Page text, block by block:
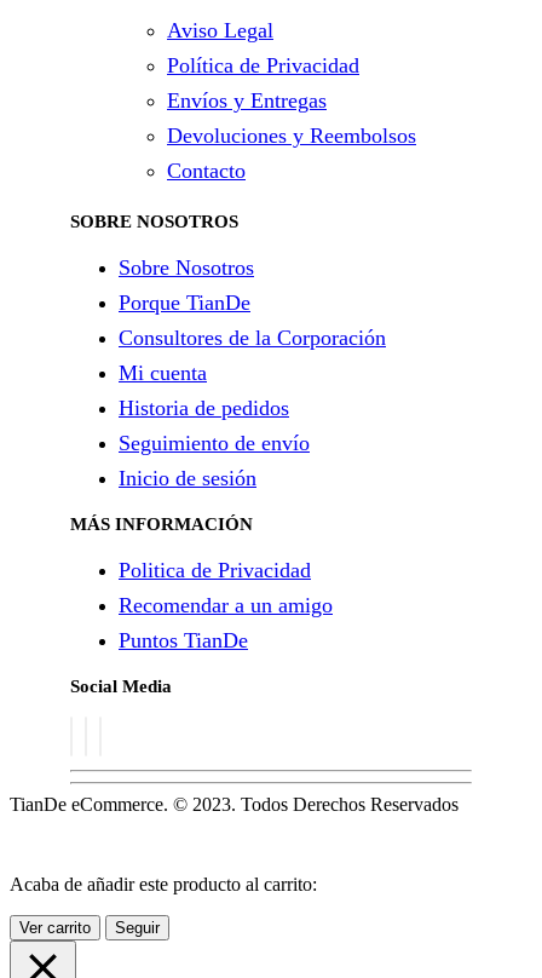
Aviso Legal
Política de Privacidad
Envíos y Entregas
Devoluciones y Reembolsos
Contacto
SOBRE NOSOTROS
Sobre Nosotros
Porque TianDe
Consultores de la Corporación
Mi cuenta
Historia de pedidos
Seguimiento de envío
Inicio de sesión
MÁS INFORMACIÓN
Politica de Privacidad
Recomendar a un amigo
Puntos TianDe
Social Media
TianDe eCommerce. © 2023. Todos Derechos Reservados
Acaba de añadir este producto al carrito:
Ver carrito Seguir